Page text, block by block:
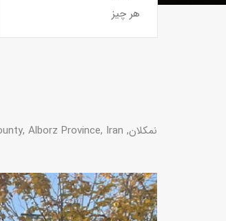
نمکلان, Saidabad RD, Savojbolagh Central District, Savojbolagh County, Alborz Province, Iran